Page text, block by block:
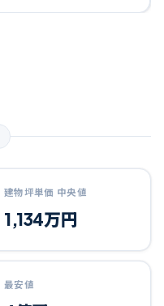
建物坪単価 中央値
1,134万円
最安値